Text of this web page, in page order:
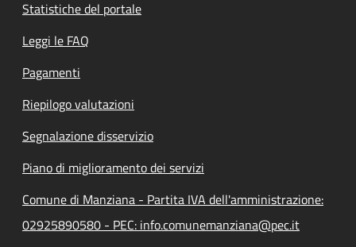
Statistiche del portale
Leggi le FAQ
Pagamenti
Riepilogo valutazioni
Segnalazione disservizio
Piano di miglioramento dei servizi
Comune di Manziana - Partita IVA dell'amministrazione:
02925890580 - PEC: info.comunemanziana@pec.it